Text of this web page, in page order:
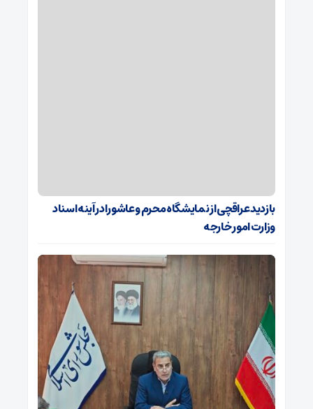
بازدید عراقچی از نمایشگاه محرم و عاشورا در آینه اسناد
وزارت امور خارجه